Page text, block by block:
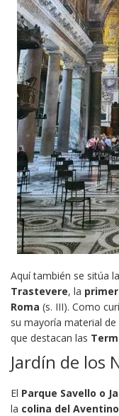
Aquí también se sitúa la
Trastevere, la
Roma (s. III). Como
su mayoría material
que destacan las
Jardín de los
El Parque Savello o
la colina del Aventino